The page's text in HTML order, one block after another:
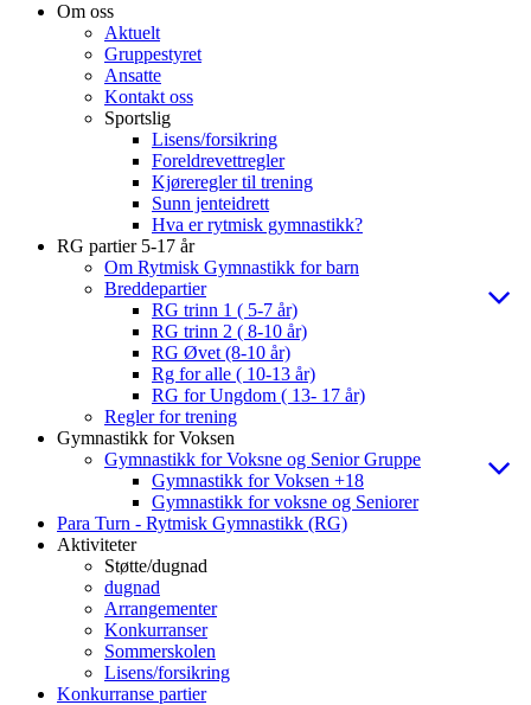
Om oss
Aktuelt
Gruppestyret
Ansatte
Kontakt oss
Sportslig
Lisens/forsikring
Foreldrevettregler
Kjøreregler til trening
Sunn jenteidrett
Hva er rytmisk gymnastikk?
RG partier 5-17 år
Om Rytmisk Gymnastikk for barn
Breddepartier
RG trinn 1 ( 5-7 år)
RG trinn 2 ( 8-10 år)
RG Øvet (8-10 år)
Rg for alle ( 10-13 år)
RG for Ungdom ( 13- 17 år)
Regler for trening
Gymnastikk for Voksen
Gymnastikk for Voksne og Senior Gruppe
Gymnastikk for Voksen +18
Gymnastikk for voksne og Seniorer
Para Turn - Rytmisk Gymnastikk (RG)
Aktiviteter
Støtte/dugnad
dugnad
Arrangementer
Konkurranser
Sommerskolen
Lisens/forsikring
Konkurranse partier